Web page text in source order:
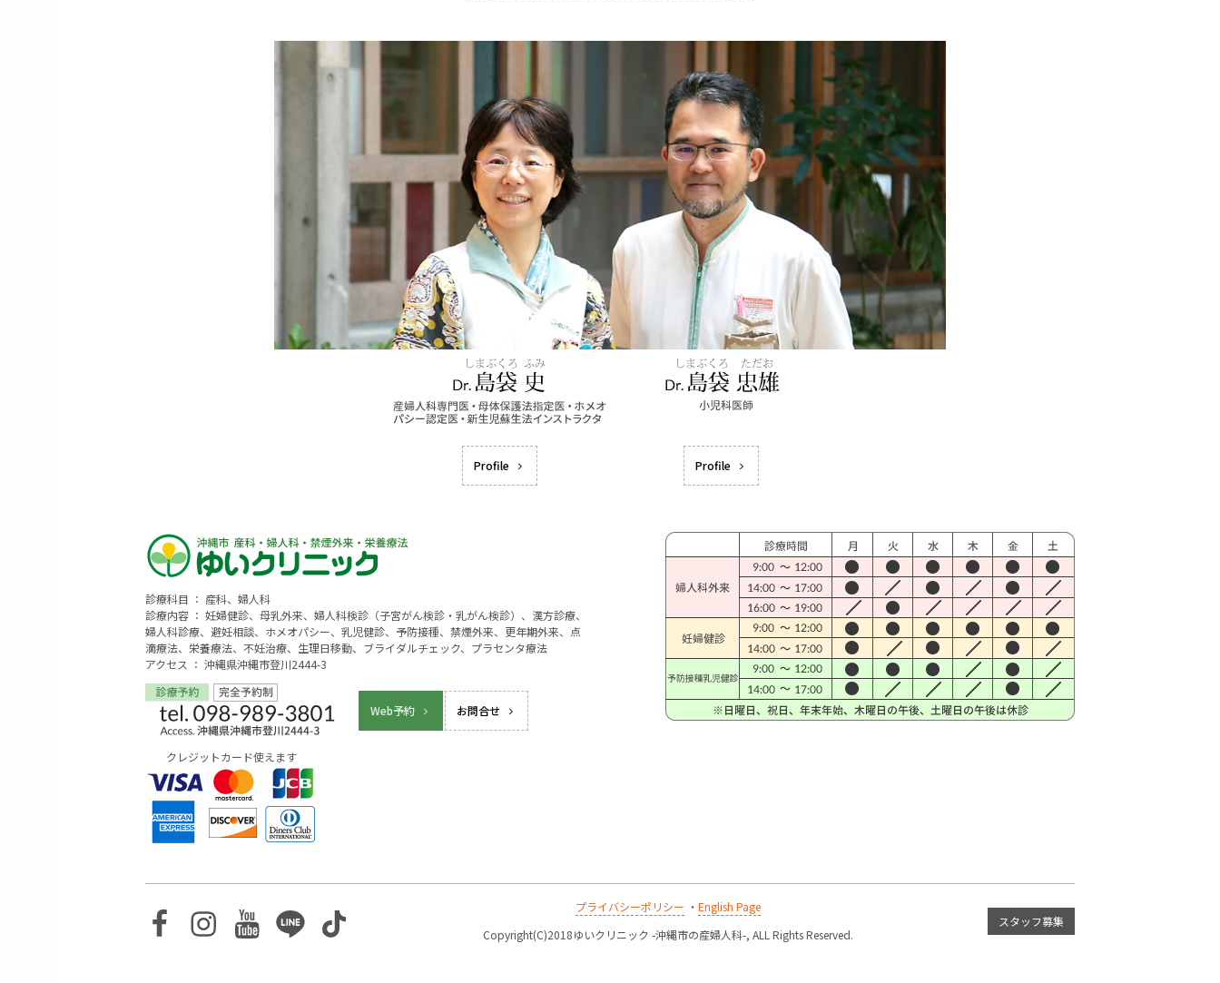
Profile Profile
診療科目 ： 産科、婦人科
診療内容 ： 妊婦健診、母乳外来、婦人科検診（子宮がん検診・乳がん検診）、漢方診療、
婦人科診療、避妊相談、ホメオパシー、乳児健診、予防接種、禁煙外来、更年期外来、点
滴療法、栄養療法、不妊治療、生理日移動、ブライダルチェック、プラセンタ療法
アクセス ： 沖縄県沖縄市登川2444-3
Web予約 お問合せ
クレジットカード使えます
Facebook
Instagram
Youtube
LineTikTok プライバシーポリシー ・ English Page
Copyright(C)2018ゆいクリニック -沖縄市の産婦人科-, ALL Rights Reserved.
スタッフ募集